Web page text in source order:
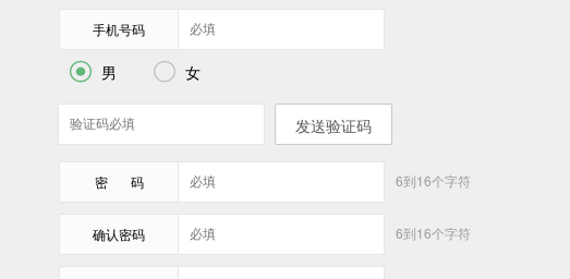
手机号码
 男  女
发送验证码
密 码 6到16个字符
确认密码 6到16个字符